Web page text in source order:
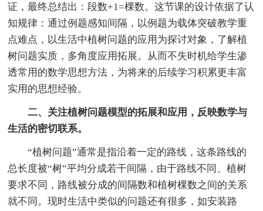
证，最终总结出：段数+1=棵数。这节课的设计依据了认
知规律：通过例题感知间隔，以例题为载体突破教学重
点难点，以生活中植树问题的应用为探讨对象，了解植
树问题实质，多角度应用拓展。从而不失时机给学生渗
透常用的数学思想方法，为将来的后续学习积累更丰富
实用的思想经验。
二、关注植树问题模型的拓展和应用，反映数学与
生活的密切联系。
“植树问题”通常是指沿着一定的路线，这条路线的
总长度被“树”平均分成若干间隔，由于路线不同、植树
要求不同，路线被分成的间隔数和植树棵数之间的关系
就不同。现时生活中类似的问题还有很多，如安装路